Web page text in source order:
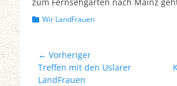
Kategorien
Wir LandFrauen
Beitragsnavigation
← Vorheriger
Vorheriger
Beitrag:
Treffen mit den Uslarer
LandFrauen